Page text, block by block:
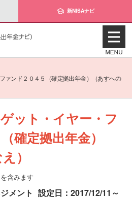
新NISAナビ
ァンド２０４５（確定拠出年金）（あすへの
ット・イヤー・フ
確定拠出年金）
）
含みます
メント 設定日：2017/12/11～